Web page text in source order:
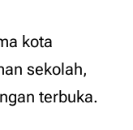
kota
sekolah,
terbuka.